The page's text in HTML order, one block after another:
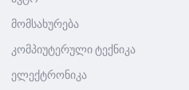
მომსახურება
კომპიუტერული ტექნიკა
ელექტრონიკა